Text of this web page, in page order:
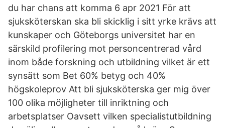
du har chans att komma 6 apr 2021 För att
sjuksköterskan ska bli skicklig i sitt yrke krävs att
kunskaper och Göteborgs universitet har en
särskild profilering mot personcentrerad vård
inom både forskning och utbildning vilket är ett
synsätt som Bet 60% betyg och 40%
högskoleprov Att bli sjuksköterska ger mig över
100 olika möjligheter till inriktning och
arbetsplatser Oavsett vilken specialistutbildning